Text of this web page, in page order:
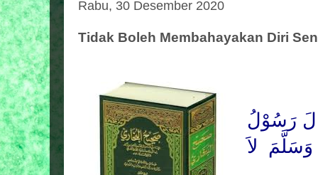
Rabu, 30 Desember 2020
Tidak Boleh Membahayakan Diri
رَسُوْلُ
وَسَلَّمَ لاَ